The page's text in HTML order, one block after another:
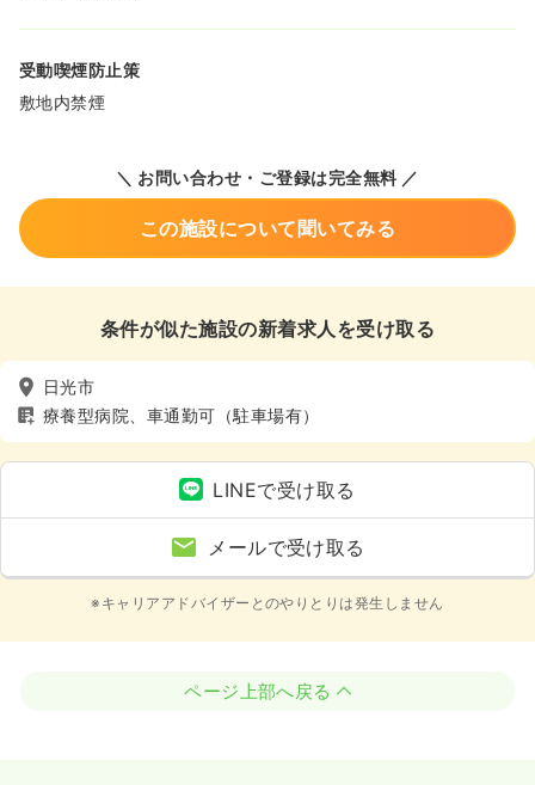
受動喫煙防止策
敷地内禁煙
＼ お問い合わせ・ご登録は完全無料 ／
この施設について聞いてみる
条件が似た施設の新着求人を受け取る
日光市
療養型病院、車通勤可（駐車場有）
LINEで受け取る
メールで受け取る
※キャリアアドバイザーとのやりとりは発生しません
ページ上部へ戻る